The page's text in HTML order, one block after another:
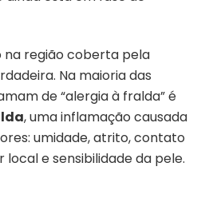
na região coberta pela
Na maioria das
de “alergia à fralda” é
, uma inflamação causada
umidade, atrito, contato
local e sensibilidade da pele.